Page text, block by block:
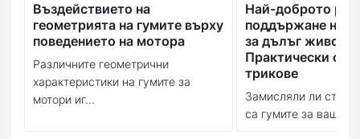
Въздействието на
геометрията на гумите върху
поведението на мотора
Различните геометрични
характеристики на гумите за
мотори иг...
Най-доброто
поддържане на
за дълъг живот:
Практически
трикове
Замисляли ли сте
са гумите за вашия